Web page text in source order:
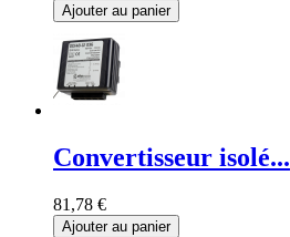
Ajouter au panier
Convertisseur isolé...
81,78 €
Ajouter au panier